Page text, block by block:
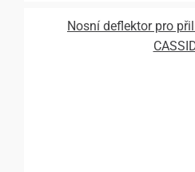
Nosní deflektor pro